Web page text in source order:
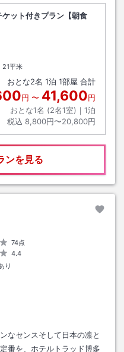
ケット付きプラン【朝食
21平米
おとな2名 1泊 1部屋 合計
円 〜 41,600円
おとな1名 (2名1室)｜ 1泊
税込 8,800円〜20,800円
ンを見る
74点
4.4
り
なセンスそして日本の凛と
番を、ホテルトラッド博多